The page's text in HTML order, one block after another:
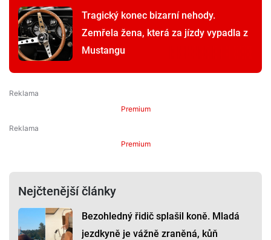
Tragický konec bizarní nehody.
Zemřela žena, která za jízdy vypadla z
Mustangu
Premium
Premium
Nejčtenější články
Bezohledný řidič splašil koně. Mladá
jezdkyně je vážně zraněná, kůň